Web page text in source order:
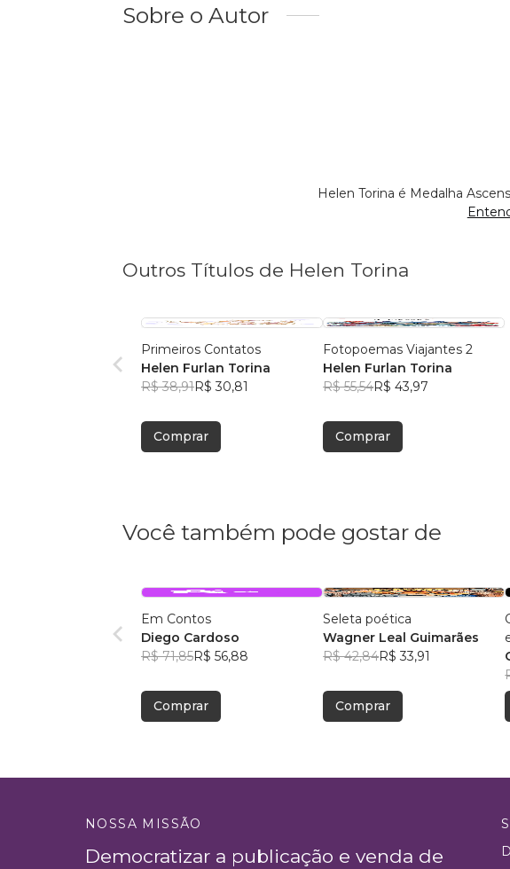
Sobre o Autor
Helen Torina é Medalha
Outros Títulos de Helen Torina
Primeiros Contatos
Helen Furlan Torina
R$ 38,91R$ 30,81
Comprar
Fotopoemas Viajantes 2
Helen Furlan Torina
R$ 55,54R$ 43,97
Comprar
Você também pode gostar de
Em Contos
Diego Cardoso
R$ 71,85R$ 56,88
Comprar
Seleta poética
Wagner Leal Guimarães
R$ 42,84R$ 33,91
Comprar
NOSSA MISSÃO
Democratizar a publicação e venda de